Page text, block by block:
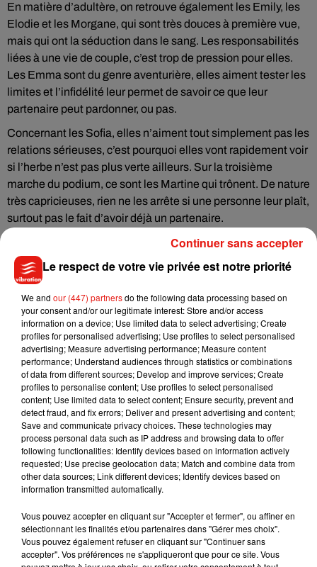
En matière d’adultère, on retrouve également les Emily, les
Elodie et les Morgane, qui sont très douces à première vue,
mais qui ont la séduction dans le sang. Les responsabilités
liées à une vie de couple, c’est trop de pression pour elles.
Les Emma sont du genre aventurière, elles aiment tester les
limites et l’infidélité leur permet de savoir ce que leur
partenaire peut pardonner, ou pas.
Concernant les Sofia, elles n’aiment tout simplement pas les
relations sérieuses, c’est pourquoi elles vont rapidement voir
si l’herbe n’est pas plus verte ailleurs. Sur la troisième
marche du podium, ce sont les Martine qui trônent. De nature
très capricieuses, rien ne les arrête si une personne leur plaît,
surtout pas le fait d’avoir déjà un partenaire.
C’est différent pour les Céline qui trouve dans l’infidélité un
moyen de dire à leur partenaire de les lâcher un peu. Pour
finir, la palme d’or revient aux Manon ! Le prénom Manon est
le plus fréquent sur les sites de relations extraconjugales.
Toujours dans le challenge, elles aiment séduire ceux
qu’elles ne peuvent pas avoir. Bien évidemment, le fait de
porter l’un de ces prénoms ne fait pas de vous une femme
infidèle, il ne faut pas faire de généralité !
Musique
Julien Lieb s’essaye à la vie de chatelain
dans son nouveau clip
Le respect de votre vie privée est notre priorité
We and our (447) partnersdo the following data processing based on
your consent and/or our legitimate interest: Store and/or access
information on a device; Use limited data to select advertising; Create
profiles for personalised advertising; Use profiles to select personalised
advertising; Measure advertising performance; Measure content
performance; Understand audiences through statistics or combinations
of data from different sources; Develop and improve services; Create
profiles to personalise content; Use profiles to select personalised
content; Use limited data to select content; Ensure security, prevent and
detect fraud, and fix errors; Deliver and present advertising and content;
Save and communicate privacy choices. These technologies may
process personal data such as IP address and browsing data to offer
following functionalities: Identify devices based on information actively
requested; Use precise geolocation data; Match and combine data from
other data sources; Link different devices; Identify devices based on
information transmitted automatically.
Vous pouvez accepter en cliquant sur "Accepter et fermer", ou affiner en
sélectionnant les finalités et/ou partenaires dans "Gérer mes choix".
Vous pouvez également refuser en cliquant sur "Continuer sans
accepter". Vos préférences ne s'appliqueront que pour ce site. Vous
Continuer sans accepter